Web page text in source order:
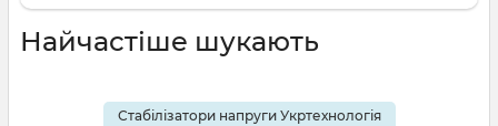
Найчастіше шукають
Стабілізатори напруги Укртехнологія